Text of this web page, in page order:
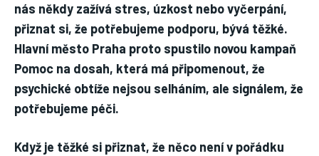
ZDRAVÍ
DĚTI
ONEMOCNĚNÍ
STRAVA
nás někdy zažívá stres, úzkost nebo vyčerpání,
přiznat si, že potřebujeme podporu, bývá těžké.
Hlavní město Praha proto spustilo novou kampaň
Pomoc na dosah, která má připomenout, že
psychické obtíže nejsou selháním, ale signálem, že
potřebujeme péči.
Když je těžké si přiznat, že něco není v pořádku